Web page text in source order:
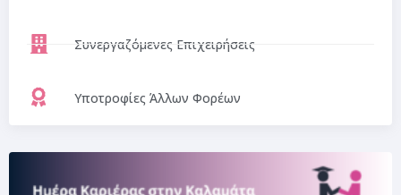
Συνεργαζόμενες Επιχειρήσεις
Υποτροφίες Άλλων Φορέων